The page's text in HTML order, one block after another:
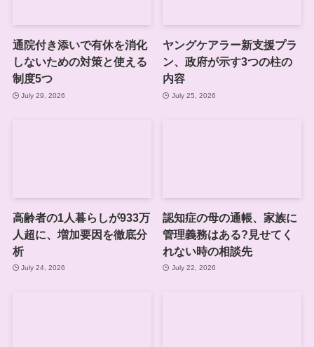
通院付き添いで有休を消化
しないための対策と使える
制度5つ
July 29, 2026
ヤングケアラー新支援プラ
ン、政府が示す3つの柱の
内容
July 25, 2026
高齢者の1人暮らしが933万
人超に、増加要因を徹底分
析
July 24, 2026
認知症の母の通帳、家族に
管理義務はある?見せてく
れない時の相談先
July 22, 2026